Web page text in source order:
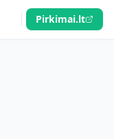
Pirkimai.lt